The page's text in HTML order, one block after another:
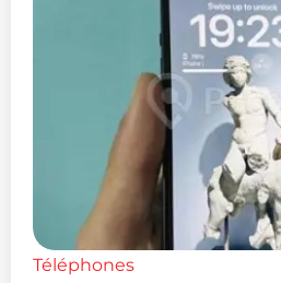
Téléphones